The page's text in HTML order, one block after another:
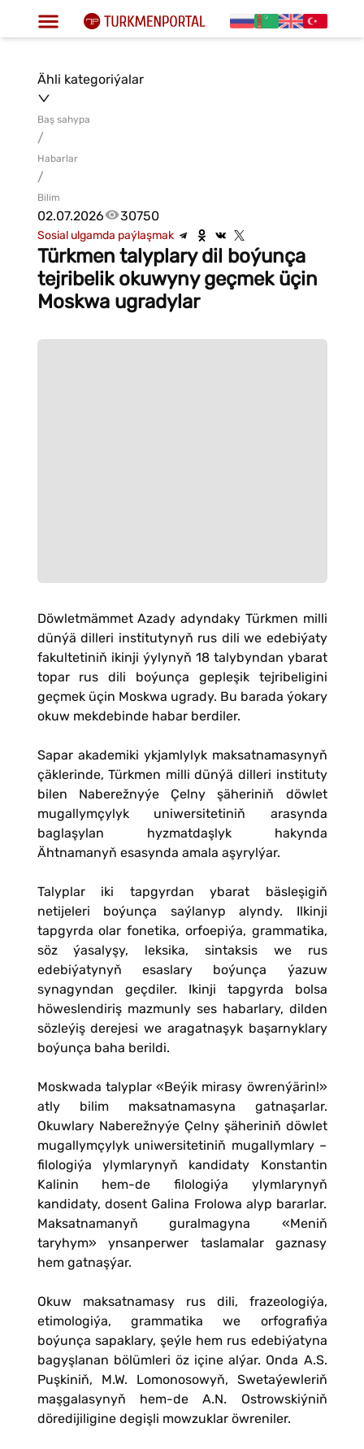
Ähli kategoriýalar
Baş sahypa
/
Habarlar
/
Bilim
02.07.2026 30750
Sosial ulgamda paýlaşmak
Türkmen talyplary dil boýunça
tejribelik okuwyny geçmek üçin
Moskwa ugradylar
Döwletmämmet Azady adyndaky Türkmen milli
dünýä dilleri institutynyň rus dili we edebiýaty
fakultetiniň ikinji ýylynyň 18 talybyndan ybarat
topar rus dili boýunça gepleşik tejribeligini
geçmek üçin Moskwa ugrady. Bu barada ýokary
okuw mekdebinde habar berdiler.
Sapar akademiki ykjamlylyk maksatnamasynyň
çäklerinde, Türkmen milli dünýä dilleri instituty
bilen Naberežnyýe Çelny şäheriniň döwlet
mugallymçylyk uniwersitetiniň arasynda
baglaşylan hyzmatdaşlyk hakynda
Ähtnamanyň esasynda amala aşyrylýar.
Talyplar iki tapgyrdan ybarat bäsleşigiň
netijeleri boýunça saýlanyp alyndy. Ilkinji
tapgyrda olar fonetika, orfoepiýa, grammatika,
söz ýasalyşy, leksika, sintaksis we rus
edebiýatynyň esaslary boýunça ýazuw
synagyndan geçdiler. Ikinji tapgyrda bolsa
höweslendiriş mazmunly ses habarlary, dilden
sözleýiş derejesi we aragatnaşyk başarnyklary
boýunça baha berildi.
Moskwada talyplar «Beýik mirasy öwrenýärin!»
atly bilim maksatnamasyna gatnaşarlar.
Okuwlary Naberežnyýe Çelny şäheriniň döwlet
mugallymçylyk uniwersitetiniň mugallymlary –
filologiýa ylymlarynyň kandidaty Konstantin
Kalinin hem-de filologiýa ylymlarynyň
kandidaty, dosent Galina Frolowa alyp bararlar.
Maksatnamanyň guralmagyna «Meniň
taryhym» ynsanperwer taslamalar gaznasy
hem gatnaşýar.
Okuw maksatnamasy rus dili, frazeologiýa,
etimologiýa, grammatika we orfografiýa
boýunça sapaklary, şeýle hem rus edebiýatyna
bagyşlanan bölümleri öz içine alýar. Onda A.S.
Puşkiniň, M.W. Lomonosowyň, Swetaýewleriň
maşgalasynyň hem-de A.N. Ostrowskiýniň
döredijiligine degişli mowzuklar öwreniler.